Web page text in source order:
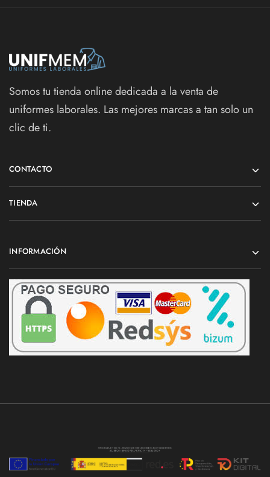
Somos tu tienda online dedicada a la venta de
uniformes laborales. Las mejores marcas a tan solo un
clic de ti.
CONTACTO
TIENDA
INFORMACIÓN